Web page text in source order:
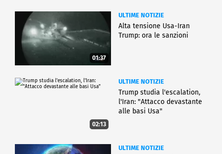
01:37
ULTIME NOTIZIE
Alta tensione Usa-Iran
Trump: ora le sanzioni
02:13
ULTIME NOTIZIE
Trump studia l'escalation,
l'Iran: "Attacco devastante
alle basi Usa"
ULTIME NOTIZIE